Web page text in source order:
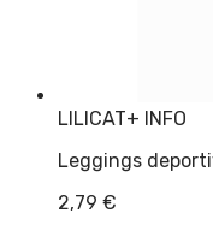
LILICAT+ INFO
Leggings
2,79 €